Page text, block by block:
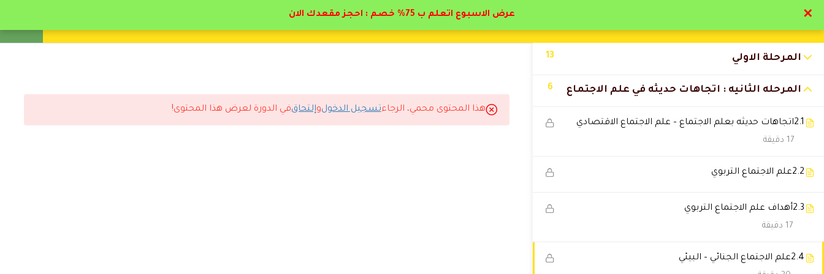
المرحلة الاولي 13
المرحله الثانيه : اتجاهات حديثه في علم الاجتماع 6
2.1اتجاهات حديثه بعلم الاجتماع – علم الاجتماع الاقتصادي
17 دقيقة
2.2علم الاجتماع التربوي
2.3أهداف علم الاجتماع التربوي
17 دقيقة
2.4علم الاجتماع الجنائي – البيئي
هذا المحتوى محمي، الرجاءتسجيل الدخولوإلتحاقفي الدورة لعرض هذا المحتوى!
عرض الاسبوع اتعلم ب 75% خصم : احجز مقعدك الان ✕